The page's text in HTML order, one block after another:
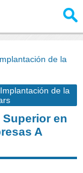
de la
de la
Superior en
A